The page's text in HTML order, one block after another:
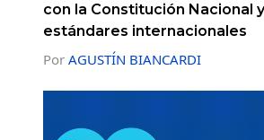
con la Constitución Nacional
estándares internacionales
Por AGUSTÍN BIANCARDI